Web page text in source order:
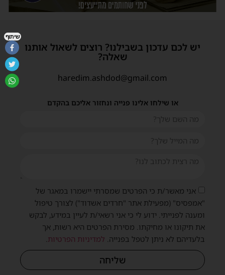
יש לכם עדכון בשבילנו? רוצים לשאול אותנו
שאלה?
haredim.ashdod@gmail.com
או שילחו אלינו פנייה ונחזור אליכם בהקדם
אני מאשר/ת כי הפרטים שמסרתי יישמרו במאגר של
"אמפסיס" (מפעילת אתר "חרדים אשדוד") לצורך טיפול
ומענה לפנייתי. ידוע לי כי אני רשאי/ת לעיין במידע, לבקש
את תיקונו או מחיקתו. מסירת הפרטים היא רשות, אך
בלעדיהם לא ניתן לטפל בפנייה. למדיניות הפרטיות.
שליחה
שיתוף